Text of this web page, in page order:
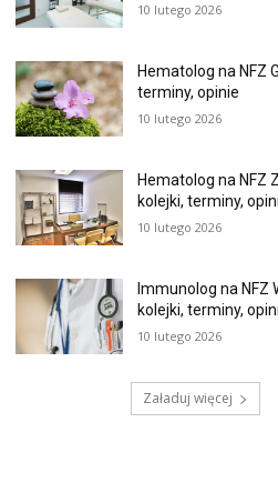
10 lutego 2026
Hematolog na NFZ
terminy, opinie
10 lutego 2026
Hematolog na NFZ
kolejki, terminy,
10 lutego 2026
Immunolog na NFZ
kolejki, terminy,
10 lutego 2026
Załaduj więcej